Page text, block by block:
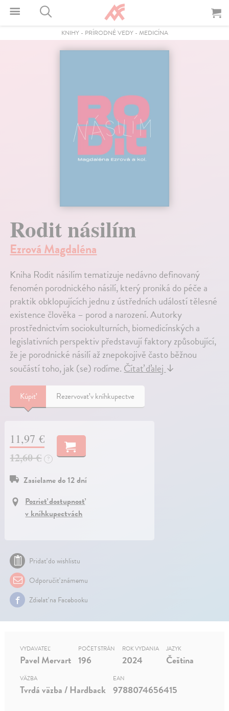
KNIHY- PRÍRODNÉ VEDY- MEDICÍNA
Rodit násilím
Ezrová Magdaléna
Kniha Rodit násilím tematizuje nedávno definovaný
fenomén porodnického násilí, který proniká do péče a
praktik obklopujících jednu z ústředních událostí tělesné
existence člověka – porod a narození. Autorky
prostřednictvím sociokulturních, biomedicínských a
legislativních perspektiv představují faktory způsobující,
že je porodnické násilí až znepokojivě často běžnou
součástí toho, jak (se) rodíme. Čítať ďalej ↓
Kúpiť Rezervovať v kníhkupectve
11,97 €
12,60 €
?
Zasielame do 12 dní
Pozrieť dostupnosť
v kníhkupectvách
Pridať do wishlistu
Odporučiť známemu
Zdielať na Facebooku
VYDAVATEĽ
Pavel Mervart
POČET STRÁN
196
ROK VYDANIA
2024
JAZYK
Čeština
VÄZBA
Tvrdá väzba / Hardback
EAN
9788074656415